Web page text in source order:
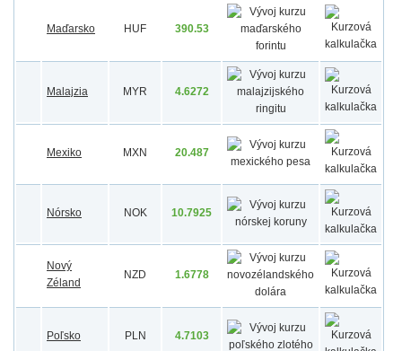
Maďarsko HUF 390.53
Malajzia MYR 4.6272
Mexiko MXN 20.487
Nórsko NOK 10.7925
Nový
Zéland
NZD 1.6778
Poľsko PLN 4.7103